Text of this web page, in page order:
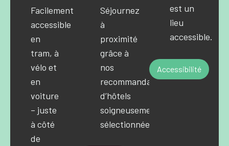
Facilement
accessible
en
tram, à
vélo et
en
voiture
– juste
à côté
de
Séjournez
à
proximité
grâce à
nos
recommandations
d’hôtels
soigneusement
sélectionnées.
est un
lieu
accessible.
Accessibilité